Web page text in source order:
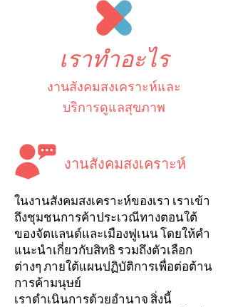
เราทำอะไร
งานสังคมสงเคราะห์และ
บริการดูแลสุขภาพ
งานสังคมสงเคราะห์
ในงานสังคมสงเคราะห์ของเรา เราเข้า
ถึงชุมชนการค้าประเวณีทางตอนใต้
ของจัตแลนด์และเมืองฟูเนน โดยให้คำ
แนะนำเกี่ยวกับสิทธิ รวมถึงตัวเลือก
ต่างๆ ภายใต้แผนปฏิบัติการเพื่อต่อต้าน
การค้ามนุษย์
เราดำเนินการด้วยอำนาจ สิ่งนี้